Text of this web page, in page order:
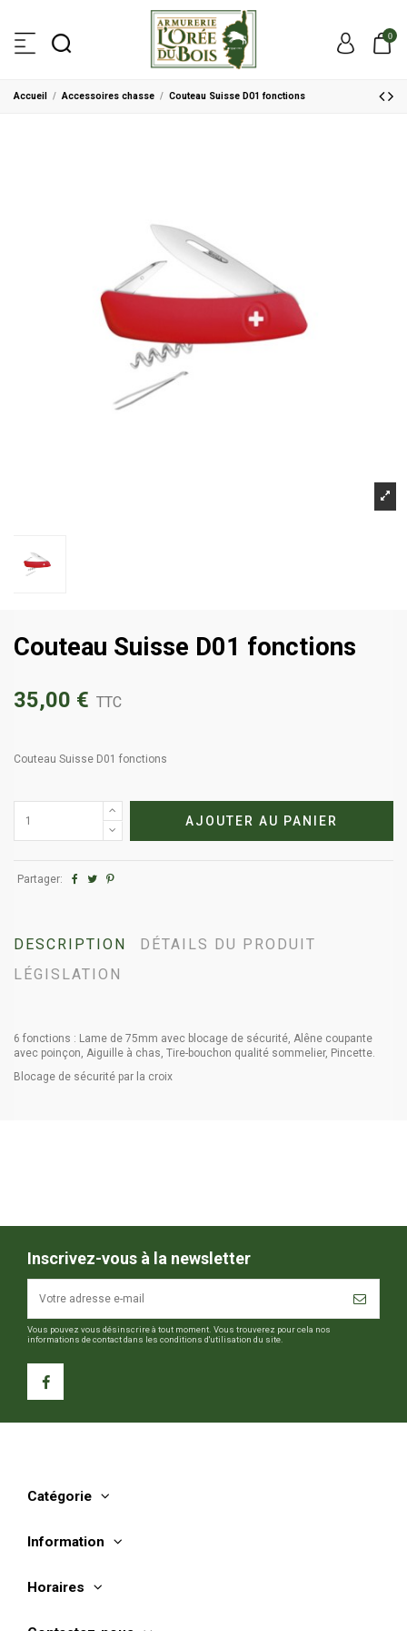
0
Accueil Accessoires chasse Couteau Suisse D01 fonctions
Couteau Suisse D01 fonctions
35,00 € TTC
Couteau Suisse D01 fonctions
AJOUTER AU PANIER
Partager:
DESCRIPTION
DÉTAILS DU PRODUIT
LÉGISLATION
6 fonctions : Lame de 75mm avec blocage de sécurité, Alêne coupante
avec poinçon, Aiguille à chas, Tire-bouchon qualité sommelier, Pincette.
Blocage de sécurité par la croix
Inscrivez-vous à la newsletter
Vous pouvez vous désinscrire à tout moment. Vous trouverez pour cela nos
informations de contact dans les conditions d'utilisation du site.
Catégorie
Information
Horaires